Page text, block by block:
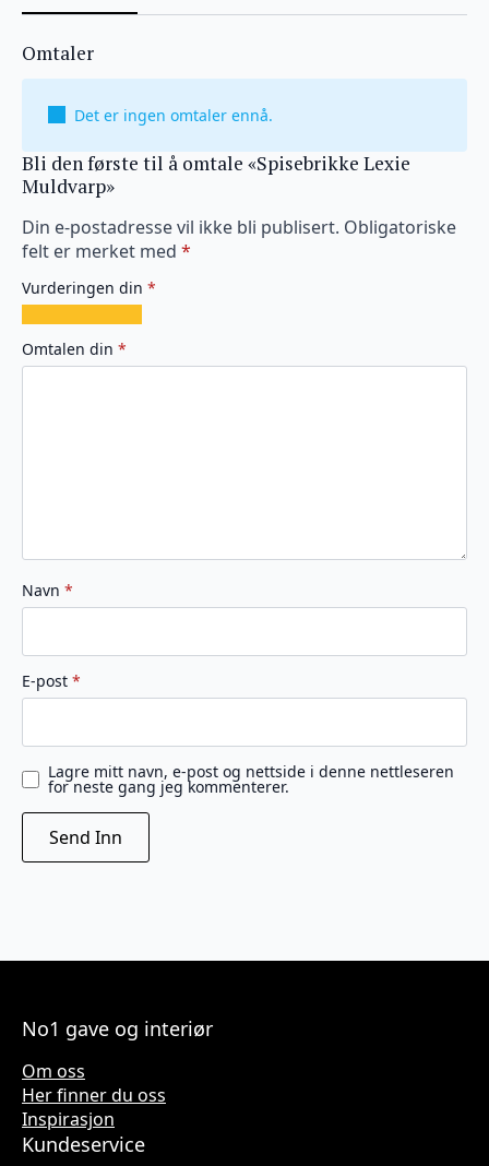
Omtaler
Det er ingen omtaler ennå.
Bli den første til å omtale «Spisebrikke Lexie
Muldvarp»
Din e-postadresse vil ikke bli publisert. Obligatoriske
felt er merket med *
Vurderingen din *
av
5
av
5
av
5
av
5
av
5
Omtalen din *
Navn *
E-post *
Lagre mitt navn, e-post og nettside i denne nettleseren
for neste gang jeg kommenterer.
No1 gave og interiør
Om oss
Her finner du oss
Inspirasjon
Kundeservice